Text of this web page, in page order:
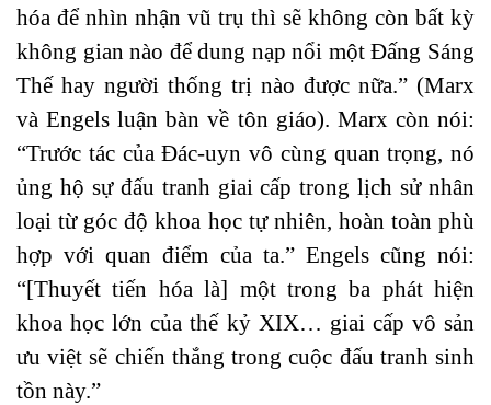
hóa để nhìn nhận vũ trụ thì sẽ không còn bất kỳ
không gian nào để dung nạp nổi một Đấng Sáng
Thế hay người thống trị nào được nữa.” (Marx
và Engels luận bàn về tôn giáo). Marx còn nói:
“Trước tác của Đác-uyn vô cùng quan trọng, nó
ủng hộ sự đấu tranh giai cấp trong lịch sử nhân
loại từ góc độ khoa học tự nhiên, hoàn toàn phù
hợp với quan điểm của ta.” Engels cũng nói:
“[Thuyết tiến hóa là] một trong ba phát hiện
khoa học lớn của thế kỷ XIX… giai cấp vô sản
ưu việt sẽ chiến thắng trong cuộc đấu tranh sinh
tồn này.”